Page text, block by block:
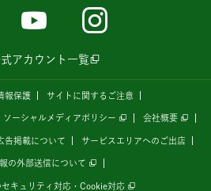
アカウント一覧
報保護 サイトに関するご注意
ソーシャルメディアポリシー 会社概要
告掲載について サービスエリアへのご出店
の外部送信について
キュリティ対応・Cookie対応